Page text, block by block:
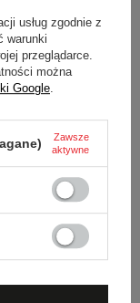
usług zgodnie z
warunki
przeglądarce.
można
Google
Zawsze
aktywne